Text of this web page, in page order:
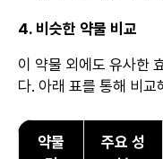
4. 비슷한 약물 비교
이 약물 외에도 유사한
다. 아래 표를 통해 비교
약물
주요 성